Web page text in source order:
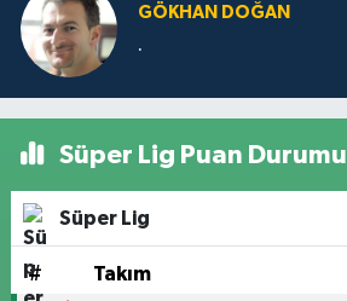
GÖKHAN DOĞAN
.
Süper Lig Puan Durumu
Süper Lig
# Takım